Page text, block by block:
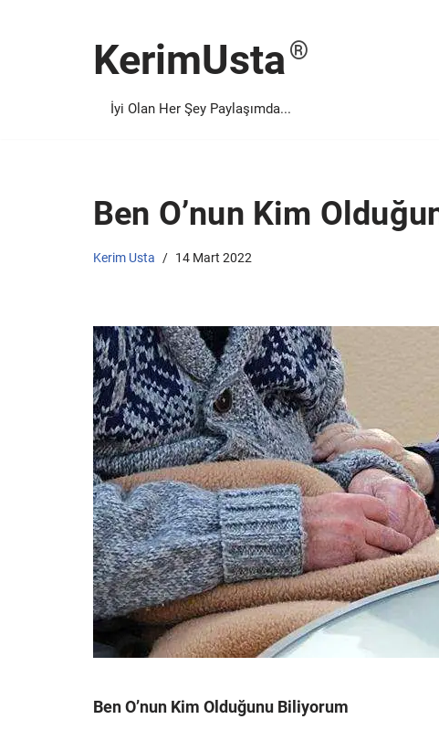
KerimUsta
İyi Olan Her Şey Paylaşımda...
Ben O’nun Kim
Kerim Usta 14 Mart 2022
Ben O’nun Kim Olduğunu Biliyorum